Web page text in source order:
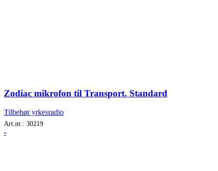
Zodiac mikrofon til Transport. Standard
Tilbehør yrkesradio
Art.nr.: 30219
-